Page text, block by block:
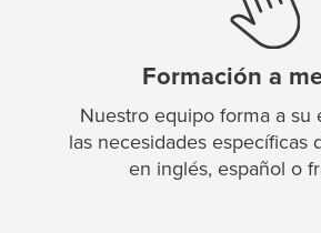
Formación a
Nuestro equipo forma a su
las necesidades específicas
en inglés, español o